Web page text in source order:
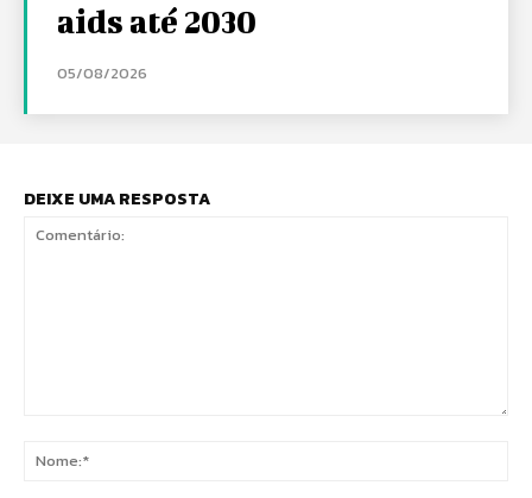
aids até 2030
05/08/2026
DEIXE UMA RESPOSTA